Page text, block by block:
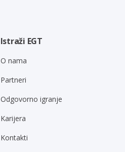
Istraži EGT
O nama
Partneri
Odgovorno igranje
Karijera
Kontakti